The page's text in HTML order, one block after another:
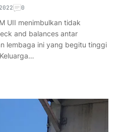
0
UII menimbulkan tidak
and balances antar
lembaga ini yang begitu tinggi